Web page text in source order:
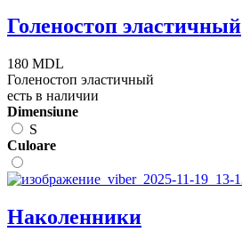
Голеностоп эластичный
180 MDL
Голеностоп эластичный
есть в наличии
Dimensiune
S
Сuloare
Наколенники